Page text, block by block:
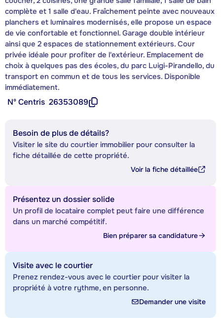
complète et 1 salle d'eau. Fraîchement peinte avec nouveaux
planchers et luminaires modernisés, elle propose un espace
de vie confortable et fonctionnel. Garage double intérieur
ainsi que 2 espaces de stationnement extérieurs. Cour
privée idéale pour profiter de l'extérieur. Emplacement de
choix à quelques pas des écoles, du parc Luigi-Pirandello, du
transport en commun et de tous les services. Disponible
immédiatement.
Nº Centris 26353089
Besoin de plus de détails?
Visiter le site du courtier immobilier pour consulter la
fiche détaillée de cette propriété.
Voir la fiche détaillée
Présentez un dossier solide
Un profil de locataire complet peut faire une différence
dans un marché compétitif.
Bien préparer sa candidature
Visite avec le courtier
Prenez rendez-vous avec le courtier pour visiter la
propriété à votre rythme, en personne.
Demander une visite